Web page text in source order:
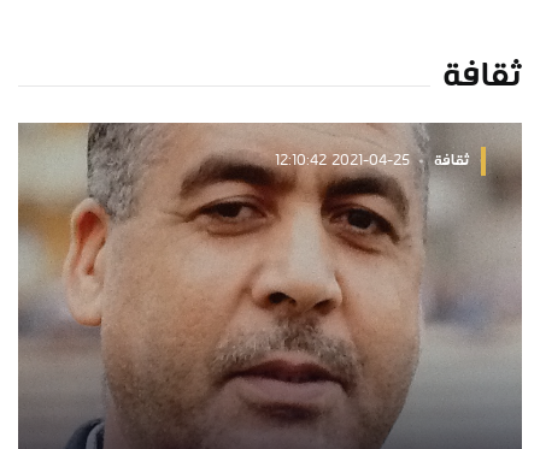
ثقافة
ثقافة 2021-04-25 12:10:42